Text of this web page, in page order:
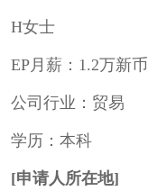
H女士
EP月薪：1.2万新币
公司行业：贸易
学历：本科
[申请人所在地]